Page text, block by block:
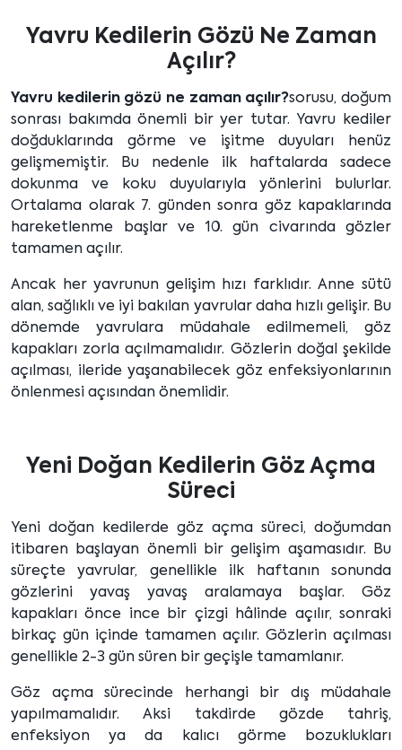
Yavru Kedilerin Gözü Ne Zaman
Açılır?
Yavru kedilerin gözü ne zaman açılır?sorusu, doğum
sonrası bakımda önemli bir yer tutar. Yavru kediler
doğduklarında görme ve işitme duyuları henüz
gelişmemiştir. Bu nedenle ilk haftalarda sadece
dokunma ve koku duyularıyla yönlerini bulurlar.
Ortalama olarak 7. günden sonra göz kapaklarında
hareketlenme başlar ve 10. gün civarında gözler
tamamen açılır.
Ancak her yavrunun gelişim hızı farklıdır. Anne sütü
alan, sağlıklı ve iyi bakılan yavrular daha hızlı gelişir. Bu
dönemde yavrulara müdahale edilmemeli, göz
kapakları zorla açılmamalıdır. Gözlerin doğal şekilde
açılması, ileride yaşanabilecek göz enfeksiyonlarının
önlenmesi açısından önemlidir.
Yeni Doğan Kedilerin Göz Açma
Süreci
Yeni doğan kedilerde göz açma süreci, doğumdan
itibaren başlayan önemli bir gelişim aşamasıdır. Bu
süreçte yavrular, genellikle ilk haftanın sonunda
gözlerini yavaş yavaş aralamaya başlar. Göz
kapakları önce ince bir çizgi hâlinde açılır, sonraki
birkaç gün içinde tamamen açılır. Gözlerin açılması
genellikle 2-3 gün süren bir geçişle tamamlanır.
Göz açma sürecinde herhangi bir dış müdahale
yapılmamalıdır. Aksi takdirde gözde tahriş,
enfeksiyon ya da kalıcı görme bozuklukları